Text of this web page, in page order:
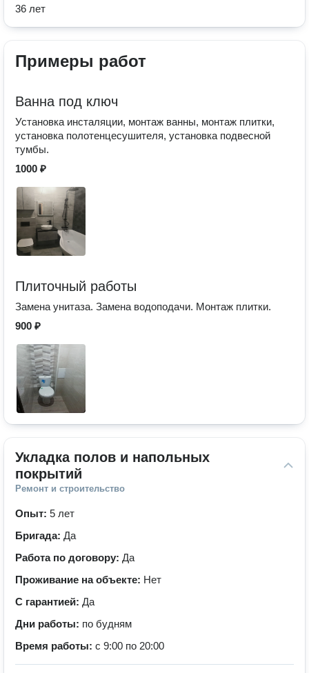
36 лет
Примеры работ
Ванна под ключ
Установка инсталяции, монтаж ванны, монтаж плитки,
установка полотенцесушителя, установка подвесной
тумбы.
1000 ₽
Плиточный работы
Замена унитаза. Замена водоподачи. Монтаж плитки.
900 ₽
Укладка полов и напольных
покрытий
Ремонт и строительство
Опыт: 5 лет
Бригада: Да
Работа по договору: Да
Проживание на объекте: Нет
С гарантией: Да
Дни работы: по будням
Время работы: с 9:00 по 20:00